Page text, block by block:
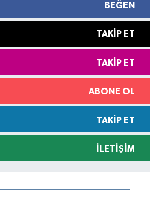
BEĞEN
TAKIP ET
TAKIP ET
ABONE OL
TAKIP ET
İLETIŞIM